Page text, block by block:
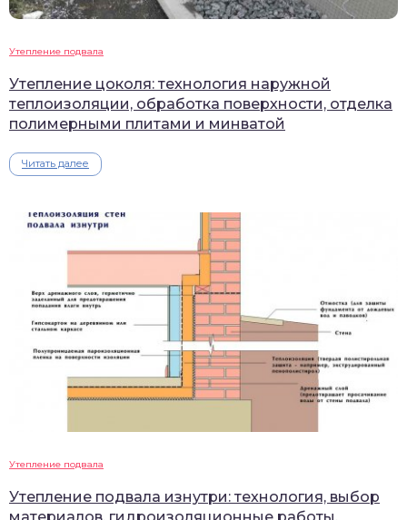
Утепление подвала
Утепление цоколя: технология наружной
теплоизоляции, обработка поверхности, отделка
полимерными плитами и минватой
Читать далее
Утепление подвала
Утепление подвала изнутри: технология, выбор